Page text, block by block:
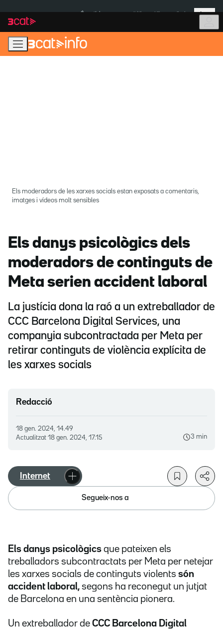
navegació
principal
contingut
Més
Els moderadors de les xarxes socials estan exposats a comentaris,
imatges i vídeos molt sensibles
Els danys psicològics dels
moderadors de continguts de
Meta serien accident laboral
La justícia dona la raó a un extreballador de
CCC Barcelona Digital Services, una
companyia subcontractada per Meta per
retirar continguts de violència explícita de
les xarxes socials
Redacció
18 gen. 2024, 14.49
Actualitzat 18 gen. 2024, 17.15 3 min
Internet
Segueix-nos a
Els danys psicològics que pateixen els
treballadors subcontractats per Meta per netejar
les xarxes socials de continguts violents són
accident laboral, segons ha reconegut un jutjat
de Barcelona en una sentència pionera.
Un extreballador de CCC Barcelona Digital